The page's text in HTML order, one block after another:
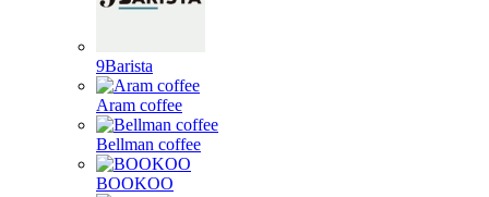
9Barista
Aram coffee
Bellman coffee
BOOKOO